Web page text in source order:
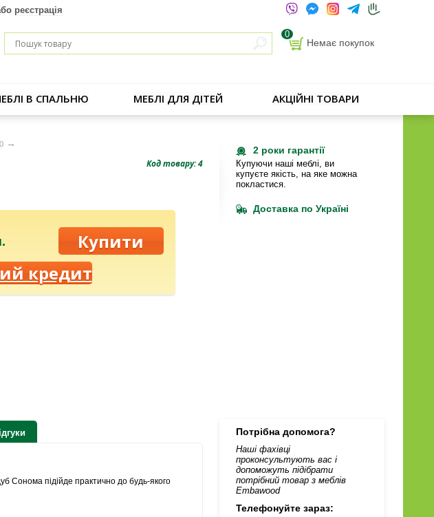
реєстрація
0
Немає покупок
В СПАЛЬНЮ МЕБЛІ ДЛЯ ДІТЕЙ АКЦІЙНІ ТОВАРИ
→
Код товару: 4
кредит
2 роки гарантії
Купуючи наші меблі, ви
купуєте якість, на яке можна
покластися.
Доставка по Україні
Сонома підійде практично до будь-якого
Потрібна допомога?
Наші фахівці
проконсультують вас і
допоможуть підібрати
потрібний товар з меблів
Embawood
Телефонуйте зараз: